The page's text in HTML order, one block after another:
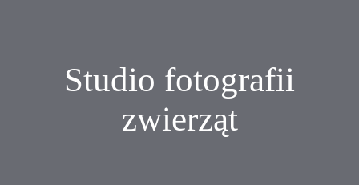
Usługi
Studio fotografii
zwierząt